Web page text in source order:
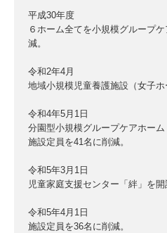
平成30年度
６ホーム全てを小規模グループ
減。
令和2年4月
地域小規模児童養護施設（女子ホ
令和4年5月1日
分園型小規模グループケアホーム
施設定員を41名に削減。
令和5年3月1日
児童家庭支援センター「絆」を開
令和5年4月1日
施設定員を36名に削減。